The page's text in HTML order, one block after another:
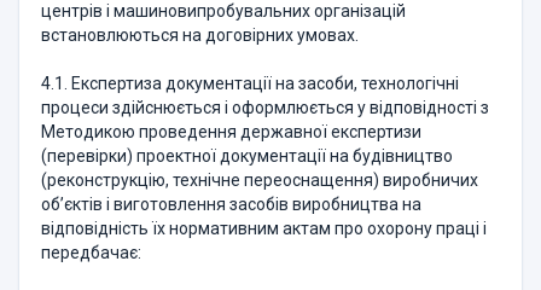
центрів і машиновипробувальних організацій
встановлюються на договірних умовах.
4.1. Експертиза документації на засоби, технологічні
процеси здійснюється і оформлюється у відповідності з
Методикою проведення державної експертизи
(перевірки) проектної документації на будівництво
(реконструкцію, технічне переоснащення) виробничих
об’єктів і виготовлення засобів виробництва на
відповідність їх нормативним актам про охорону праці і
передбачає: